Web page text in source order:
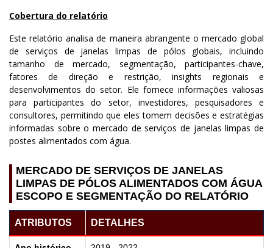
Cobertura do relatório
Este relatório analisa de maneira abrangente o mercado global
de serviços de janelas limpas de pólos globais, incluindo
tamanho de mercado, segmentação, participantes-chave,
fatores de direção e restrição, insights regionais e
desenvolvimentos do setor. Ele fornece informações valiosas
para participantes do setor, investidores, pesquisadores e
consultores, permitindo que eles tomem decisões e estratégias
informadas sobre o mercado de serviços de janelas limpas de
postes alimentados com água.
MERCADO DE SERVIÇOS DE JANELAS
LIMPAS DE PÓLOS ALIMENTADOS COM ÁGUA
ESCOPO E SEGMENTAÇÃO DO RELATÓRIO
ATRIBUTOS DETALHES